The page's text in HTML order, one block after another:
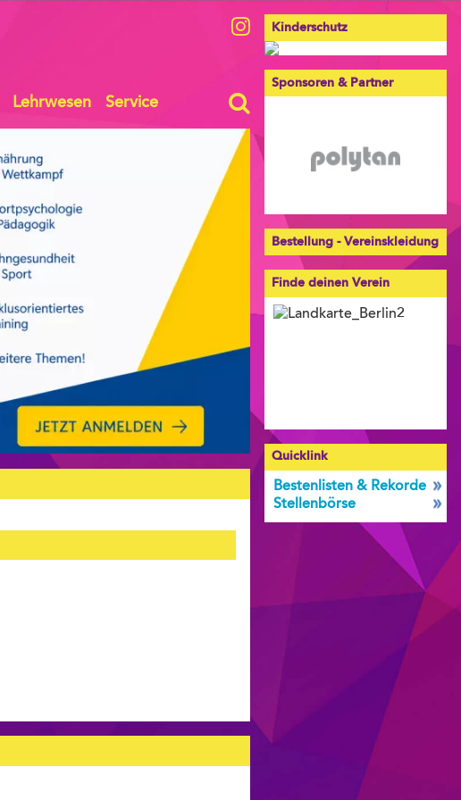
Lehrwesen Service
Kinderschutz
Sponsoren & Partner
Bestellung - Vereinskleidung
Finde deinen Verein
Quicklink
Bestenlisten & Rekorde
Stellenbörse